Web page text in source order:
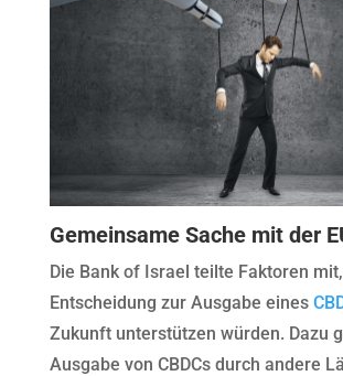
Gemeinsame Sache mit der
Die Bank of Israel teilte Faktoren
Entscheidung zur Ausgabe eines
Zukunft unterstützen würden. Dazu
Ausgabe von CBDCs durch andere